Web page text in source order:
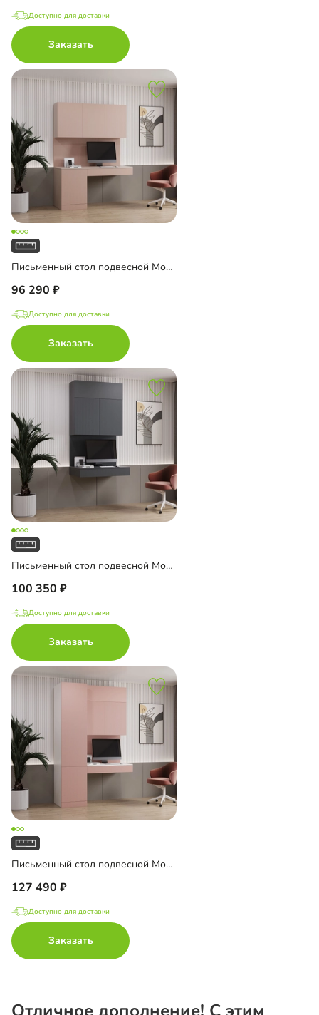
Доступно для доставки
Заказать
Письменный стол подвесной Мобаро-8
96 290
Доступно для доставки
Заказать
Письменный стол подвесной Мобаро-9
100 350
Доступно для доставки
Заказать
Письменный стол подвесной Мобаро-10
127 490
Доступно для доставки
Заказать